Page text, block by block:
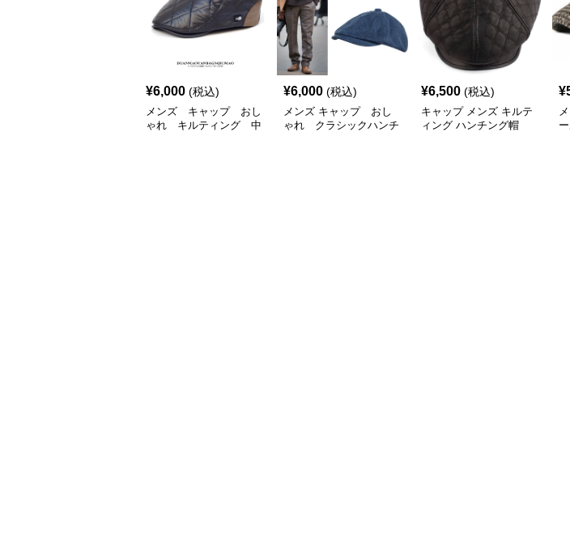
¥6,000 (税込)
メンズ キャップ おし
ゃれ キルティング 中
¥6,000 (税込)
メンズ キャップ おし
ゃれ クラシックハンチ
¥6,500 (税込)
キャップ メンズ キルテ
ィング ハンチング帽
¥